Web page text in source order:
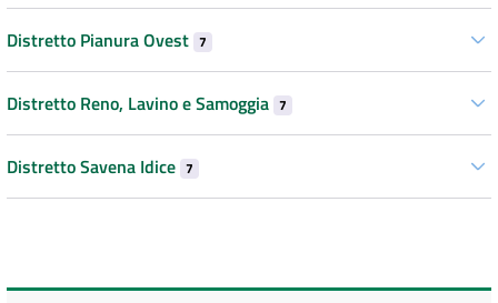
Distretto Pianura Ovest 7
Distretto Reno, Lavino e Samoggia 7
Distretto Savena Idice 7